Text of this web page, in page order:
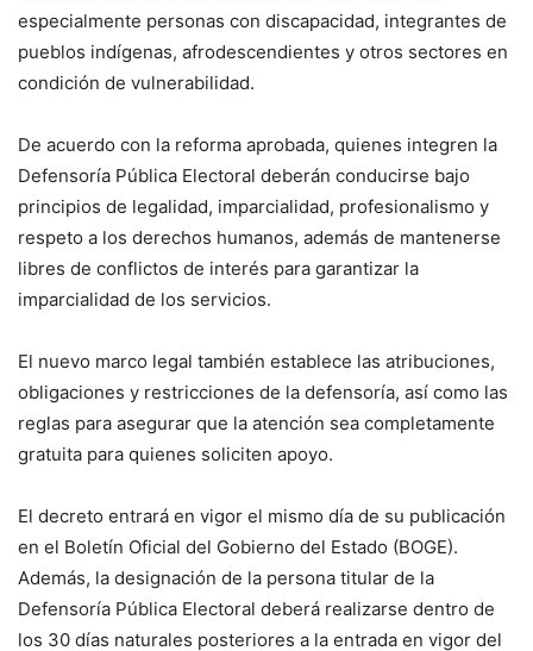
especialmente personas con discapacidad, integrantes de
pueblos indígenas, afrodescendientes y otros sectores en
condición de vulnerabilidad.
De acuerdo con la reforma aprobada, quienes integren la
Defensoría Pública Electoral deberán conducirse bajo
principios de legalidad, imparcialidad, profesionalismo y
respeto a los derechos humanos, además de mantenerse
libres de conflictos de interés para garantizar la
imparcialidad de los servicios.
El nuevo marco legal también establece las atribuciones,
obligaciones y restricciones de la defensoría, así como las
reglas para asegurar que la atención sea completamente
gratuita para quienes soliciten apoyo.
El decreto entrará en vigor el mismo día de su publicación
en el Boletín Oficial del Gobierno del Estado (BOGE).
Además, la designación de la persona titular de la
Defensoría Pública Electoral deberá realizarse dentro de
los 30 días naturales posteriores a la entrada en vigor del